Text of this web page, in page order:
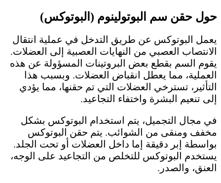
حول حقن سم البوتولينوم (البوتوكس)
يعمل البوتوكس عن طريق التدخل في عملية انتقال
الانتصاب العصبي من النهايات العصبية إلى العضلات.
يقوم السم بقطع بعض البروتينات المسؤولة عن هذه
العملية، مما يعطل انقباض العضلات. وبسبب هذا
التأثير، تسترخي العضلات التي تم حقنها، مما يؤدي
إلى تنعيم البشرة واختفاء التجاعيد.
في مجال التجميل، يتم استخدام البوتوكس بشكل
مخفف ومنقى من الشوائب. يتم حقن البوتوكس
بواسطة إبر دقيقة إما داخل العضلات أو تحت الجلد.
يستخدم البوتوكس للتخلص من التجاعيد على الوجه،
العنق، والصدر.